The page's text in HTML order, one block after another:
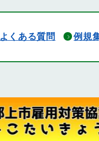
よくある質問 例規